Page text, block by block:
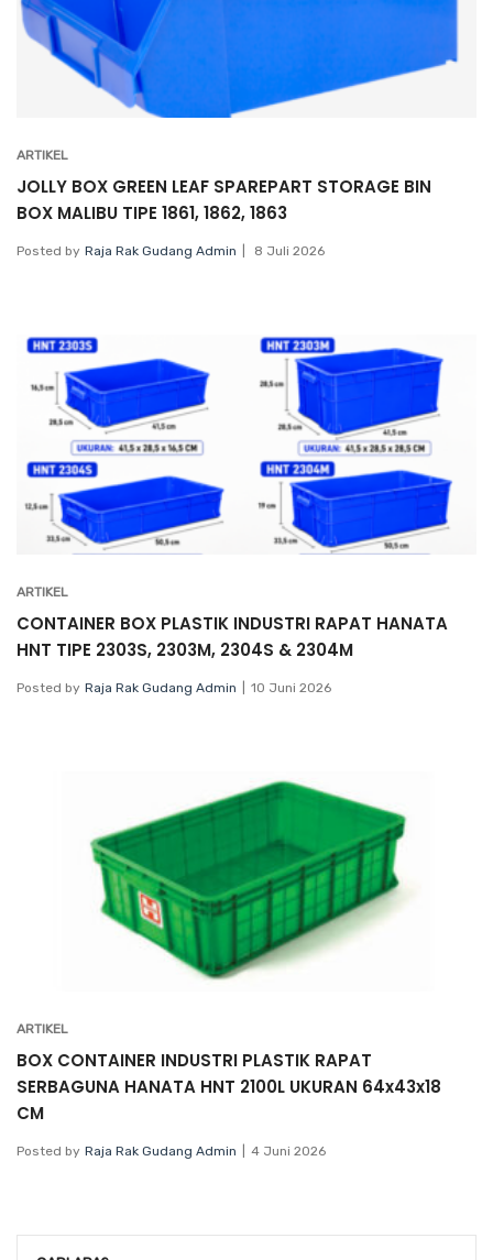
ARTIKEL
JOLLY BOX GREEN LEAF SPAREPART STORAGE BIN
BOX MALIBU TIPE 1861, 1862, 1863
Posted by Raja Rak Gudang Admin 8 Juli 2026
ARTIKEL
CONTAINER BOX PLASTIK INDUSTRI RAPAT HANATA
HNT TIPE 2303S, 2303M, 2304S & 2304M
Posted by Raja Rak Gudang Admin 10 Juni 2026
ARTIKEL
BOX CONTAINER INDUSTRI PLASTIK RAPAT
SERBAGUNA HANATA HNT 2100L UKURAN 64x43x18
CM
Posted by Raja Rak Gudang Admin 4 Juni 2026